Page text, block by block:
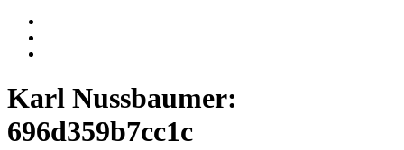
Karl Nussbaumer:
696d359b7cc1c